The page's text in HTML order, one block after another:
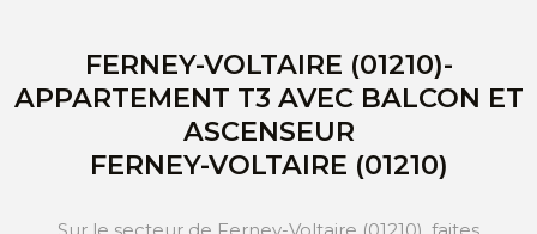
FERNEY-VOLTAIRE (01210)-
APPARTEMENT T3 AVEC BALCON ET
ASCENSEUR
FERNEY-VOLTAIRE (01210)